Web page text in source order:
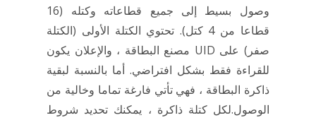
وصول بسيط إلى جميع قطاعاته وكتله (16
قطاعا من 4 كتل). تحتوي الكتلة الأولى (الكتلة
صفر) على UID مصنع البطاقة ، والإعلان يكون
للقراءة فقط بشكل افتراضي. أما بالنسبة لبقية
ذاكرة البطاقة ، فهي تأتي فارغة تماما وخالية من
الوصول.لكل كتلة ذاكرة ، يمكنك تحديد شروط